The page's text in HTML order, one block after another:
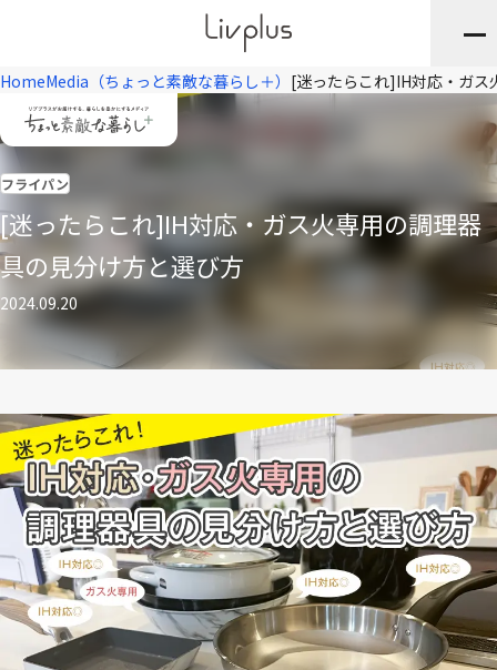
HomeMedia（ちょっと素敵な暮らし＋） [迷ったらこれ]IH対応・ガス
フライパン
[迷ったらこれ]IH対応・ガス火専用の調理器
具の見分け方と選び方
2024.09.20